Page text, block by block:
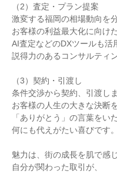
（2）査定・プラン提案
激変する福岡の相場動向を分
お客様の利益最大化に向け
AI査定などのDXツールも活
説得力のあるコンサルティ
（3）契約・引渡し
条件交渉から契約、引渡し
お客様の人生の大きな決断を
「ありがとう」の言葉をい
何にも代えがたい喜びです。
魅力は、街の成長を肌で感
自分が関わった取引が、